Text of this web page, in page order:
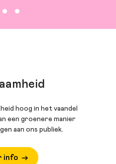
hoog in het vaandel
een groenere manier
aan ons publiek.
info